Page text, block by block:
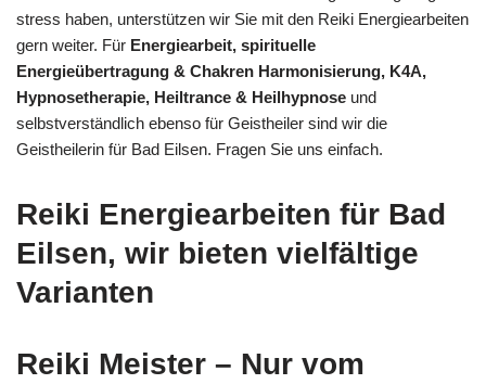
stress haben, unterstützen wir Sie mit den Reiki Energiearbeiten
gern weiter. Für Energiearbeit, spirituelle
Energieübertragung & Chakren Harmonisierung, K4A,
Hypnosetherapie, Heiltrance & Heilhypnose und
selbstverständlich ebenso für Geistheiler sind wir die
Geistheilerin für Bad Eilsen. Fragen Sie uns einfach.
Reiki Energiearbeiten für Bad
Eilsen, wir bieten vielfältige
Varianten
Reiki Meister – Nur vom